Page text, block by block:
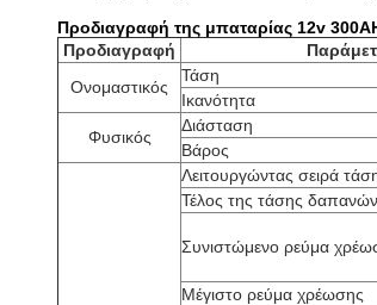
Προδιαγραφή της μπαταρίας 12v
Προδιαγραφή
Ονομαστικός
Τάση
Ικανότητα
Φυσικός
Διάσταση
Βάρος
Λειτουργώντας σειρά
Τέλος της τάσης δαπανών
Συνιστώμενο ρεύμα
Μέγιστο ρεύμα χρέωσης